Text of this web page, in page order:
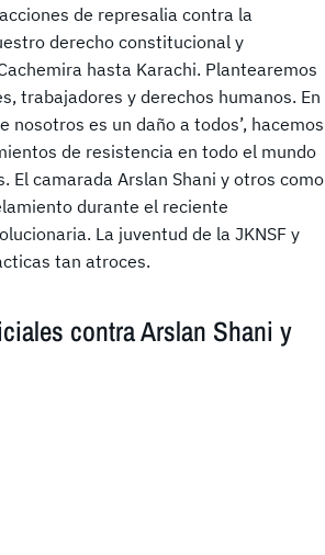
de represalia contra la
derecho constitucional y
hasta Karachi. Plantearemos
trabajadores y derechos humanos. En
nosotros es un daño a todos’, hacemos
de resistencia en todo el mundo
El camarada Arslan Shani y otros como
durante el reciente
La juventud de la JKNSF y
tan atroces.
contra Arslan Shani y